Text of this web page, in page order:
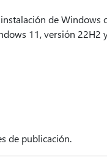
de Windows
11, versión
de publicación.